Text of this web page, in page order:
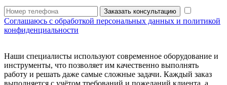
Заказать консультацию
Соглашаюсь с обработкой персональных данных и политикой
конфиденциальности
Наши специалисты используют современное оборудование и
инструменты, что позволяет им качественно выполнять
работу и решать даже самые сложные задачи. Каждый заказ
выполняется с учётом требований и пожеланий клиента, а